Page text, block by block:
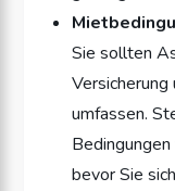
Sie sollten
Versicherung
umfassen.
bevor Sie